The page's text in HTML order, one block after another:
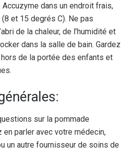
dans un endroit frais,
et 15 degrés C). Ne pas
de la chaleur, de l’humidité et
dans la salle de bain. Gardez
de la portée des enfants et
sur la pommade
en parler avec votre médecin,
un autre fournisseur de soins de